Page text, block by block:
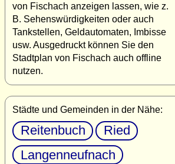
von Fischach anzeigen lassen, wie z.
B. Sehenswürdigkeiten oder auch
Tankstellen, Geldautomaten, Imbisse
usw. Ausgedruckt können Sie den
Stadtplan von Fischach auch offline
nutzen.
Städte und Gemeinden in der Nähe:
Reitenbuch
Ried
Langenneufnach